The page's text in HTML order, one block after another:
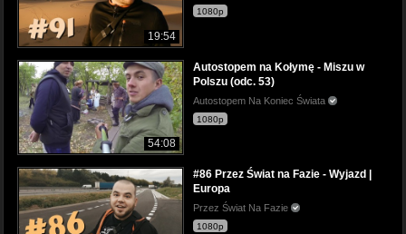
19:54
1080p
54:08
Autostopem na Kołymę - Miszu w
Polszu (odc. 53)
Autostopem Na Koniec Świata
1080p
#86 Przez Świat na Fazie - Wyjazd |
Europa
Przez Świat Na Fazie
1080p